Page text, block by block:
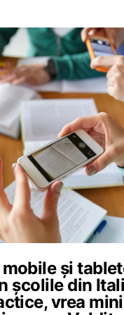
și
școlile din
vrea